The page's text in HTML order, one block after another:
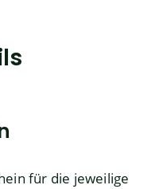
für die jeweilige